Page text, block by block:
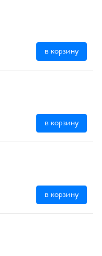
в корзину
в корзину
в корзину